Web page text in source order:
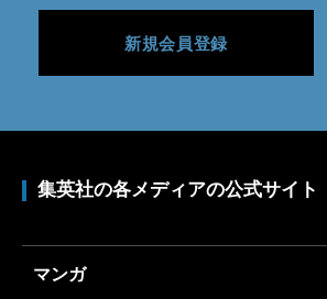
新規会員登録
集英社の各メディアの公式サイト
マンガ